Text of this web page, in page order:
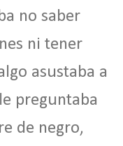
no saber
ni tener
asustaba a
preguntaba
de negro,